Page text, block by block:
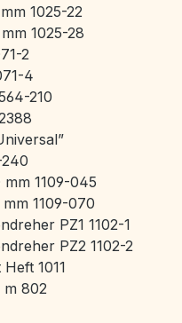
1025-22
1025-28
2
4
210
1109-045
1109-070
PZ1 1102-1
PZ2 1102-2
1011
m 802